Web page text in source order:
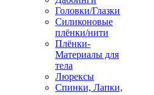
Головки/Глазки
Силиконовые
плёнки/нити
Плёнки-
Материалы для
тела
Люрексы
Спинки, Лапки,